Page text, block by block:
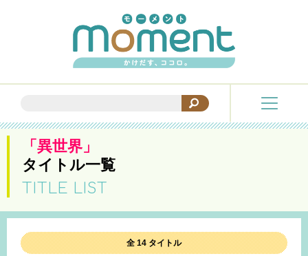
「異世界」
タイトル一覧
TITLE LIST
全 14 タイトル